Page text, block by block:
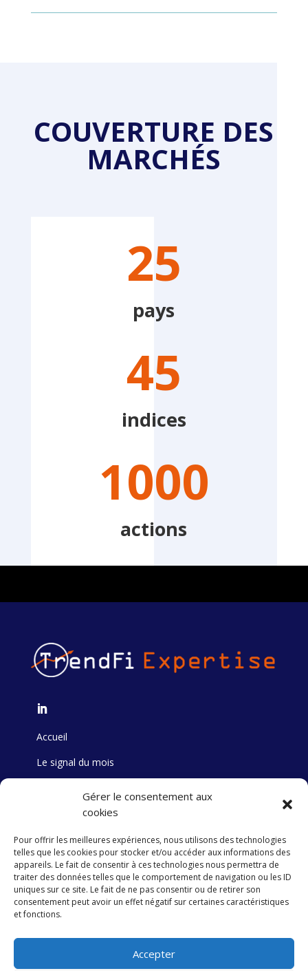
Gérer le consentement aux
cookies
Pour offrir les meilleures expériences, nous utilisons des technologies
telles que les cookies pour stocker et/ou accéder aux informations des
appareils. Le fait de consentir à ces technologies nous permettra de
traiter des données telles que le comportement de navigation ou les ID
uniques sur ce site. Le fait de ne pas consentir ou de retirer son
consentement peut avoir un effet négatif sur certaines caractéristiques
et fonctions.
Accepter
COUVERTURE DES
MARCHÉS
25
pays
45
indices
1000
actions
Accueil
Le signal du mois
Stock Picking
Publication
Contact